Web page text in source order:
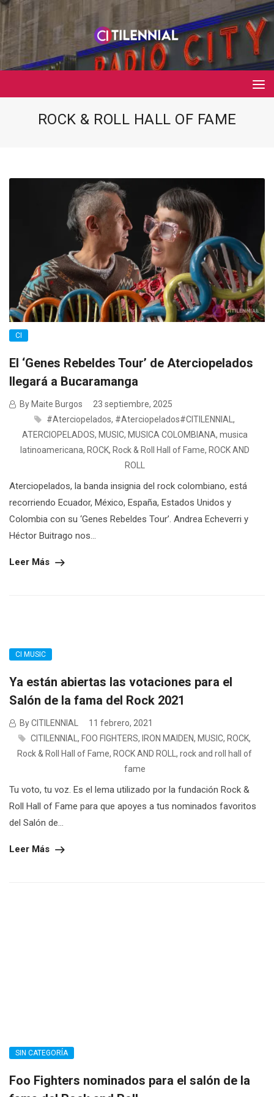
ROCK & ROLL HALL OF FAME
CI
El ‘Genes Rebeldes Tour’ de Aterciopelados
llegará a Bucaramanga
By Maite Burgos
23 septiembre, 2025
#Aterciopelados, #Aterciopelados#CITILENNIAL,
ATERCIOPELADOS, MUSIC, MUSICA COLOMBIANA, musica
latinoamericana, ROCK, Rock & Roll Hall of Fame, ROCK AND
ROLL
Aterciopelados, la banda insignia del rock colombiano, está
recorriendo Ecuador, México, España, Estados Unidos y
Colombia con su ‘Genes Rebeldes Tour’. Andrea Echeverri y
Héctor Buitrago nos...
Leer Más
CI MUSIC
Ya están abiertas las votaciones para el
Salón de la fama del Rock 2021
By CITILENNIAL
11 febrero, 2021
CITILENNIAL, FOO FIGHTERS, IRON MAIDEN, MUSIC, ROCK,
Rock & Roll Hall of Fame, ROCK AND ROLL, rock and roll hall of
fame
Tu voto, tu voz. Es el lema utilizado por la fundación Rock &
Roll Hall of Fame para que apoyes a tus nominados favoritos
del Salón de...
Leer Más
SIN CATEGORÍA
Foo Fighters nominados para el salón de la